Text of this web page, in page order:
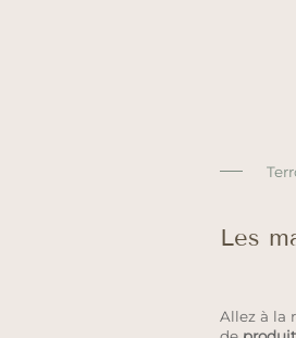
Les
Allez à la